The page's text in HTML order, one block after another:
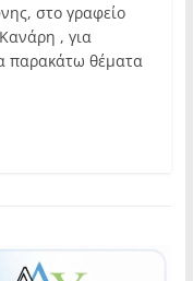
στο γραφείο
, για
παρακάτω θέματα